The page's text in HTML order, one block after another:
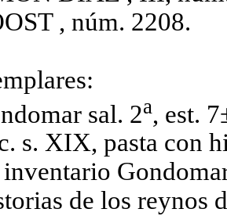
, núm. 2208.
sal. 2a, est.
s. XIX, pasta con
de los reynos